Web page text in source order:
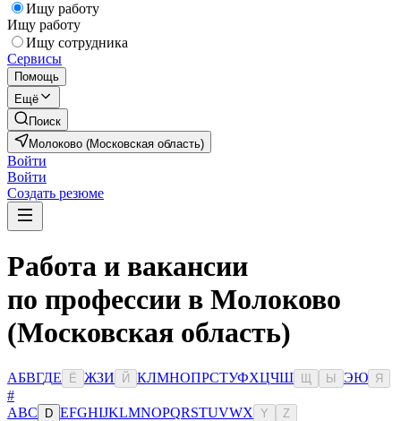
Ищу работу
Ищу работу
Ищу сотрудника
Сервисы
Помощь
Ещё
Поиск
Молоково (Московская область)
Войти
Войти
Создать резюме
Работа и вакансии
по профессии в Молоково
(Московская область)
АБВГДЕ Ё ЖЗИ Й КЛМНОПРСТУФХЦЧШ Ы ЭЮ Я
#
ABC D EFGHIJKLMNOPQRSTUVWX Y Z